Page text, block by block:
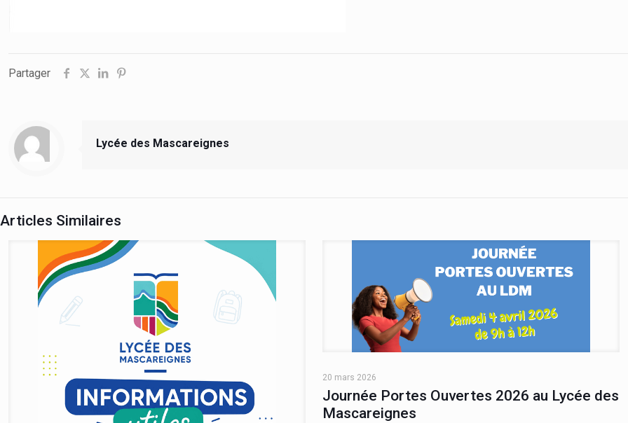
Partager
Lycée des Mascareignes
Articles Similaires
20 mars 2026
Journée Portes Ouvertes 2026 au Lycée des
Mascareignes